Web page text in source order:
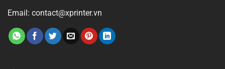
Email: contact@xprinter.vn